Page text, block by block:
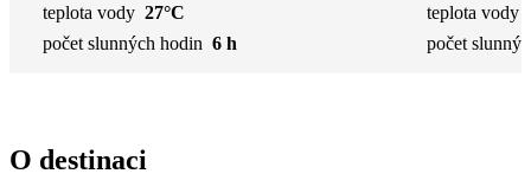
teplota vody 27°C
počet slunných hodin 6 h
teplota vody
počet
O destinaci